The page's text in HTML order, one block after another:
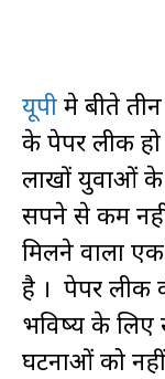
यूपी मे बीते
के पेपर लीक
लाखों युवाओं के
सपने से कम
मिलने वाला
है । पेपर लीक
भविष्य के लिए
घटनाओं को